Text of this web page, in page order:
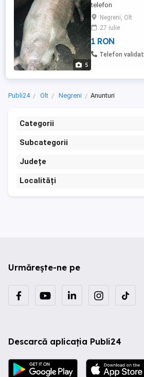
5
telefon
Negreni, Olt
27 iulie
1 RON
Telefon validat
Publi24 Olt Negreni Anunturi
Categorii
Subcategorii
Județe
Localități
Urmărește-ne pe
Descarcă aplicația Publi24